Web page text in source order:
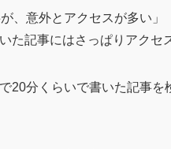
、意外とアクセスが多い」
た記事にはさっぱりアクセ
20分くらいで書いた記事